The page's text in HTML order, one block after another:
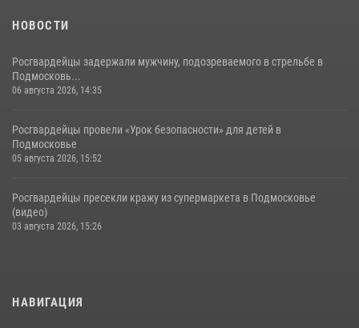
НОВОСТИ
Росгвардейцы задержали мужчину, подозреваемого в стрельбе в
Подмосковь...
06 августа 2026, 14:35
Росгвардейцы провели «Урок безопасности» для детей в
Подмосковье
05 августа 2026, 15:52
Росгвардейцы пресекли кражу из супермаркета в Подмосковье
(видео)
03 августа 2026, 15:26
НАВИГАЦИЯ